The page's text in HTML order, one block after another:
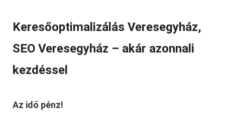
Keresőoptimalizálás Veresegyház,
SEO Veresegyház – akár azonnali
kezdéssel
Az idő pénz!